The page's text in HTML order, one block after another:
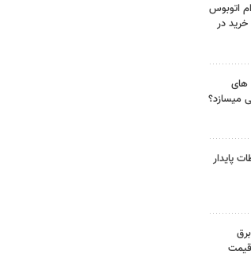
اتوبوس
خرید در
های
میسازد؟
پایدار
قیمت